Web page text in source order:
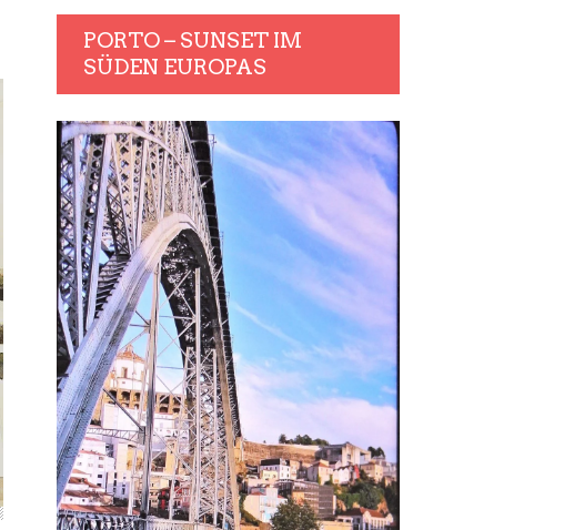
PORTO – SUNSET IM
SÜDEN EUROPAS